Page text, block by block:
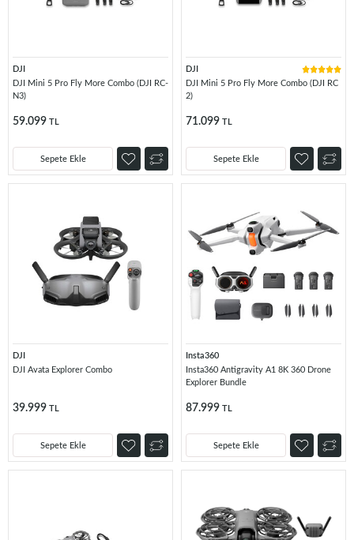
DJI
DJI Mini 5 Pro Fly More Combo (DJI RC-
N3)
59.099 TL
Sepete Ekle
DJI
DJI Mini 5 Pro Fly More Combo (DJI RC
2)
71.099 TL
Sepete Ekle
DJI
DJI Avata Explorer Combo
39.999 TL
Sepete Ekle
Insta360
Insta360 Antigravity A1 8K 360 Drone
Explorer Bundle
87.999 TL
Sepete Ekle